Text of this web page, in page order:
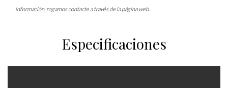
información, rogamos contacte a través de la página web.
Especificaciones